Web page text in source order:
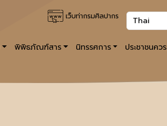
เว็บท่ากรมศิลปากร
พิพิธภัณฑ์สาร นิทรรศการ ประชาชนคว